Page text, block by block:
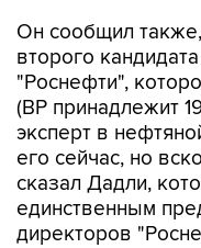
Он сообщил
второго
"Роснефти",
(ВР принадлежит
эксперт в
его сейчас, но
сказал Дадли,
единственным
директоров